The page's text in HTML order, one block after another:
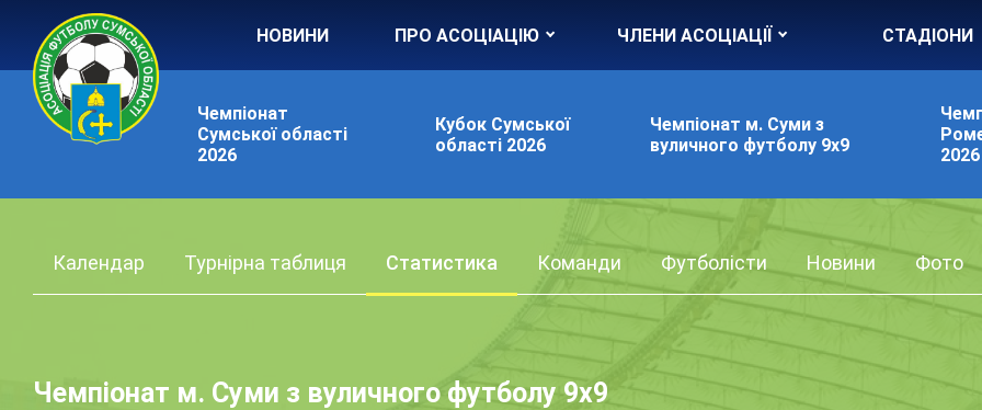
НОВИНИ ПРО АСОЦІАЦІЮ ЧЛЕНИ АСОЦІАЦІЇ СТАДІОНИ
Чемпіонат
Сумської області
2026
Кубок Сумської
області 2026
Чемпіонат м. Суми з
вуличного футболу 9х9
2026
Календар Турнірна таблиця Статистика Команди Футболісти Новини Фото
Чемпіонат м. Суми з вуличного футболу 9х9